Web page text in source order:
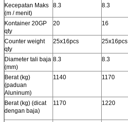
Kecepatan Maks
(m / menit)
8.3 8.3
Kontainer 20GP
qty
20 16
Counter weight
qty
25x16pcs 25x16pcs
Diameter tali baja
(mm)
8.3 8.3
Berat (kg)
(paduan
Aluninum)
1140 1170
Berat (kg) (dicat
dengan baja)
1170 1220